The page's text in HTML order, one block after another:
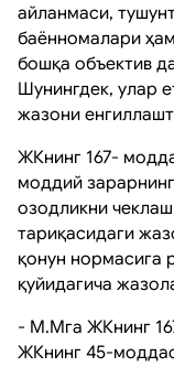
айланмаси,
баённомалари
бошқа объектив
Шунингдек, улар
жазони
ЖКнинг 167-
моддий
озодликни
тариқасидаги
қонун нормасига
қуйидагича
- М.Мга ЖКнинг
ЖКнинг 45-